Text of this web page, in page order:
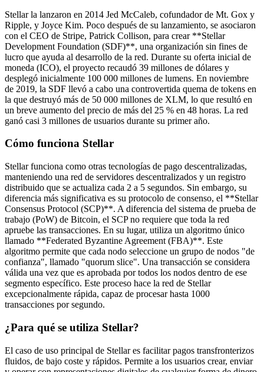
Stellar la lanzaron en 2014 Jed McCaleb, cofundador de Mt. Gox y
Ripple, y Joyce Kim. Poco después de su lanzamiento, se asociaron
con el CEO de Stripe, Patrick Collison, para crear **Stellar
Development Foundation (SDF)**, una organización sin fines de
lucro que ayuda al desarrollo de la red. Durante su oferta inicial de
moneda (ICO), el proyecto recaudó 39 millones de dólares y
desplegó inicialmente 100 000 millones de lumens. En noviembre
de 2019, la SDF llevó a cabo una controvertida quema de tokens en
la que destruyó más de 50 000 millones de XLM, lo que resultó en
un breve aumento del precio de más del 25 % en 48 horas. La red
ganó casi 3 millones de usuarios durante su primer año.
Cómo funciona Stellar
Stellar funciona como otras tecnologías de pago descentralizadas,
manteniendo una red de servidores descentralizados y un registro
distribuido que se actualiza cada 2 a 5 segundos. Sin embargo, su
diferencia más significativa es su protocolo de consenso, el **Stellar
Consensus Protocol (SCP)**. A diferencia del sistema de prueba de
trabajo (PoW) de Bitcoin, el SCP no requiere que toda la red
apruebe las transacciones. En su lugar, utiliza un algoritmo único
llamado **Federated Byzantine Agreement (FBA)**. Este
algoritmo permite que cada nodo seleccione un grupo de nodos "de
confianza", llamado "quorum slice". Una transacción se considera
válida una vez que es aprobada por todos los nodos dentro de ese
segmento específico. Este proceso hace la red de Stellar
excepcionalmente rápida, capaz de procesar hasta 1000
transacciones por segundo.
¿Para qué se utiliza Stellar?
El caso de uso principal de Stellar es facilitar pagos transfronterizos
fluidos, de bajo coste y rápidos. Permite a los usuarios crear, enviar